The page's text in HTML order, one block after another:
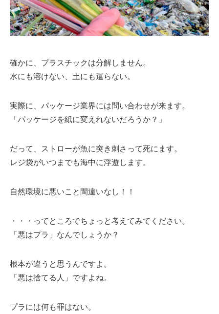
確かに、プラスチックは分解しません。
水にも溶けない、土にも還らない。
実際に、パッケージ業界には問い合わせが来ます。
「パッケージを紙に変えれないだろうか？」
だって、ストローが魚に突き刺さって死にます。
レジ袋がいつまでも海中に浮遊します。
自然環境に悪いこと間違いなし！！
・・・ってところでちょっと考えてみてください。
「悪はプラ」なんでしょうか？
根本が違うと思うんですよ。
「悪は捨てる人」ですよね。
プラには何も罪はない。